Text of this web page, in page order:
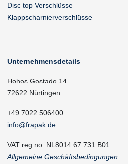
Disc top Verschlüsse
Klappscharnierverschlüsse
Unternehmensdetails
Hohes Gestade 14
72622 Nürtingen
+49 7022 506400
info@frapak.de
VAT reg.no. NL8014.67.731.B01
Allgemeine Geschäftsbedingungen